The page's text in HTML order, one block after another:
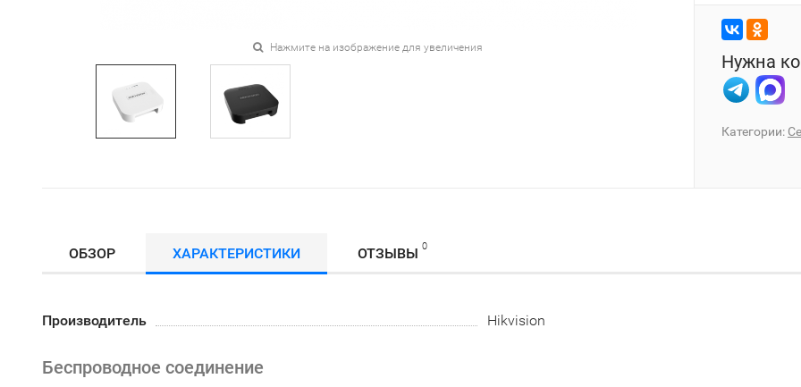
Нажмите на изображение для увеличения
Нужна
Категории:
ОБЗОР ХАРАКТЕРИСТИКИ ОТЗЫВЫ 0
Производитель Hikvision
Беспроводное соединение